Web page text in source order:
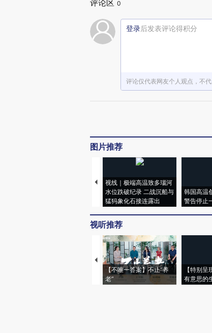
评论区 0
登录后发表评论得积分
评论仅代表网友个人观点，不
图片推荐
视线｜极端高温致多瑙河
水位跌破纪录 二战沉船与
猛犸象化石接连露出
韩国高温
警告停止
视听推荐
【不唯一答案】不止“养
老”
【特别
有意思的